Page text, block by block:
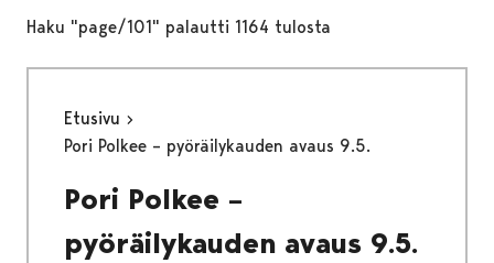
Haku "page/101" palautti 1164 tulosta
Etusivu
Pori Polkee – pyöräilykauden avaus 9.5.
Pori Polkee –
pyöräilykauden avaus 9.5.